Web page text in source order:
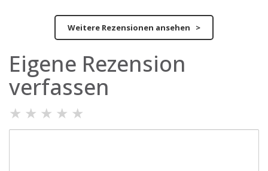
Weitere Rezensionen ansehen >
Eigene Rezension
verfassen
★ ★ ★ ★ ★